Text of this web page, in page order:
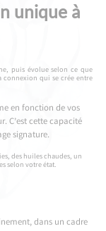
unique à
puis évolue selon ce que
connexion qui se crée entre
en fonction de vos
C’est cette capacité
signature.
des huiles chaudes, un
selon votre état.
dans un cadre